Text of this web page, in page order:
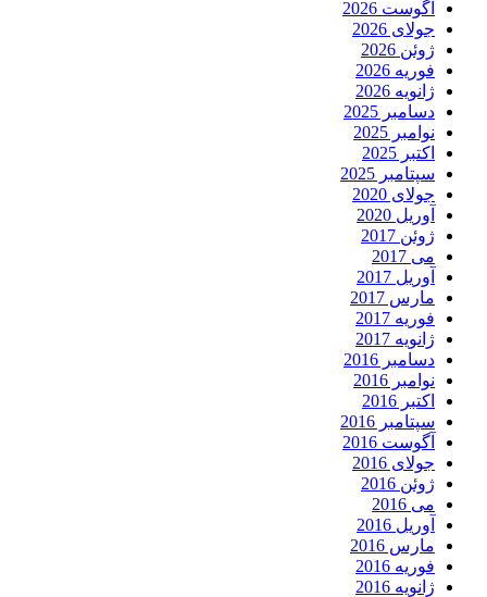
آگوست 2026
جولای 2026
ژوئن 2026
فوریه 2026
ژانویه 2026
دسامبر 2025
نوامبر 2025
اکتبر 2025
سپتامبر 2025
جولای 2020
آوریل 2020
ژوئن 2017
می 2017
آوریل 2017
مارس 2017
فوریه 2017
ژانویه 2017
دسامبر 2016
نوامبر 2016
اکتبر 2016
سپتامبر 2016
آگوست 2016
جولای 2016
ژوئن 2016
می 2016
آوریل 2016
مارس 2016
فوریه 2016
ژانویه 2016